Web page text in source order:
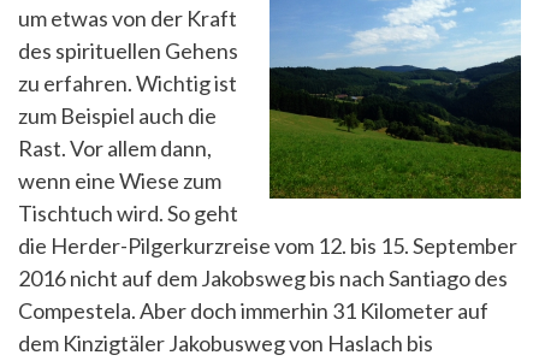
um etwas von der Kraft
des spirituellen Gehens
zu erfahren. Wichtig ist
zum Beispiel auch die
Rast. Vor allem dann,
wenn eine Wiese zum
Tischtuch wird. So geht
die Herder-Pilgerkurzreise vom 12. bis 15. September
2016 nicht auf dem Jakobsweg bis nach Santiago des
Compestela. Aber doch immerhin 31 Kilometer auf
dem Kinzigtäler Jakobusweg von Haslach bis